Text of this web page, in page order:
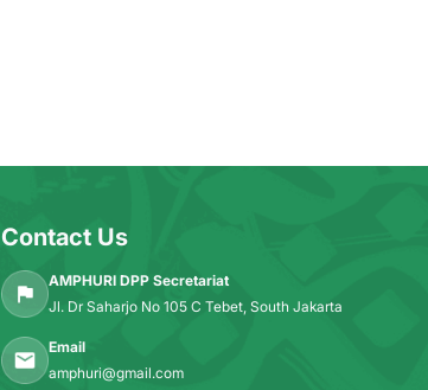
Contact Us
AMPHURI DPP Secretariat
Jl. Dr Saharjo No 105 C Tebet, South Jakarta
Email
amphuri@gmail.com